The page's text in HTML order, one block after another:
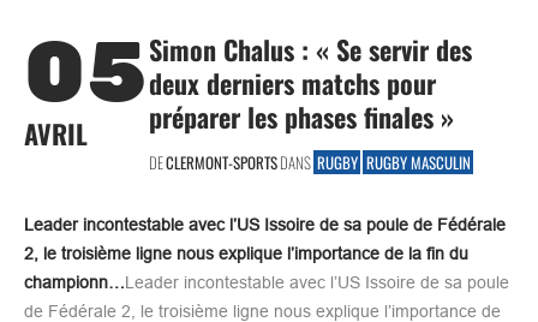
05
AVRIL
Simon Chalus : « Se servir des
deux derniers matchs pour
préparer les phases finales »
DECLERMONT-SPORTSDANS RUGBY RUGBY MASCULIN
Leader incontestable avec l’US Issoire de sa poule de Fédérale
2, le troisième ligne nous explique l’importance de la fin du
championn…Leader incontestable avec l’US Issoire de sa poule
de Fédérale 2, le troisième ligne nous explique l’importance de